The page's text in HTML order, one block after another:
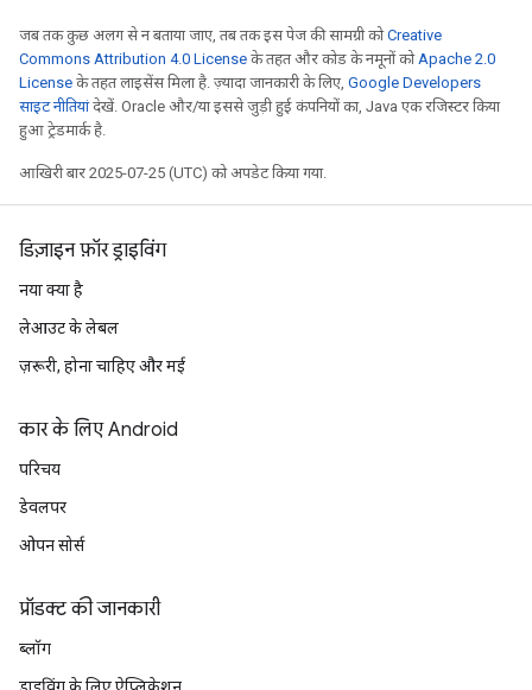
जब तक कुछ अलग से न बताया जाए, तब तक इस पेज की सामग्री कोCreative
Commons Attribution 4.0 License के तहत और कोड के नमूनों कोApache 2.0
License के तहत लाइसेंस मिला है. ज़्यादा जानकारी के लिए, Google Developers
साइट नीतियांदेखें. Oracle और/या इससे जुड़ी हुई कंपनियों का, Java एक रजिस्टर किया
हुआ ट्रेडमार्क है.
आखिरी बार 2025-07-25 (UTC) को अपडेट किया गया.
डिज़ाइन फ़ॉर ड्राइविंग
नया क्या है
लेआउट के लेबल
ज़रूरी, होना चाहिए और मई
कार के लिए Android
परिचय
डेवलपर
ओपन सोर्स
प्रॉडक्ट की जानकारी
ब्लॉग